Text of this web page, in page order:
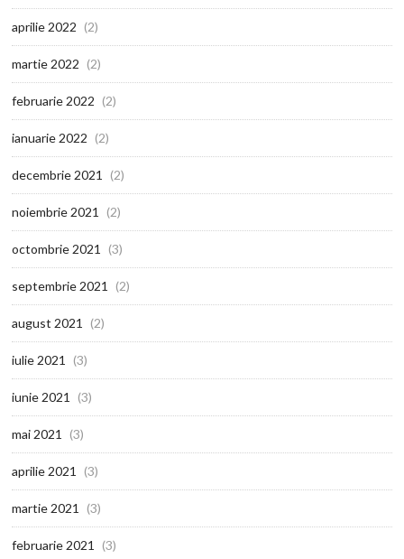
aprilie 2022 (2)
martie 2022 (2)
februarie 2022 (2)
ianuarie 2022 (2)
decembrie 2021 (2)
noiembrie 2021 (2)
octombrie 2021 (3)
septembrie 2021 (2)
august 2021 (2)
iulie 2021 (3)
iunie 2021 (3)
mai 2021 (3)
aprilie 2021 (3)
martie 2021 (3)
februarie 2021 (3)